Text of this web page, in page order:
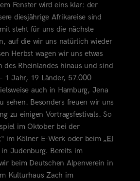
Fenster wird eins klar: der
diesjährige Afrikareise sind
steht für uns die nächste
auf die wir uns natürlich wieder
Herbst wagen wir uns etwas
des Rheinlandes hinaus und sind
1 Jahr, 19 Länder, 57.000
auch in Hamburg, Jena
sehen. Besonders freuen wir uns
zu einigen Vortragsfestivals.So
im Oktober bei der
“ im Kölner E-Werk oder beim „El
in Judenburg. Bereits im
beim Deutschen Alpenverein in
Kulturhaus Zach im